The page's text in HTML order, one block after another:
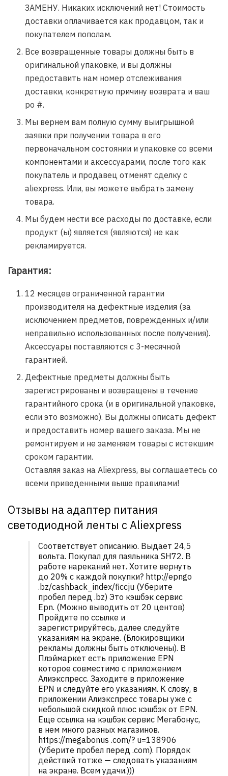
ЗАМЕНУ. Никаких исключений нет! Стоимость
доставки оплачивается как продавцом, так и
покупателем пополам.
Все возвращенные товары должны быть в
оригинальной упаковке, и вы должны
предоставить нам номер отслеживания
доставки, конкретную причину возврата и ваш
po #.
Мы вернем вам полную сумму выигрышной
заявки при получении товара в его
первоначальном состоянии и упаковке со всеми
компонентами и аксессуарами, после того как
покупатель и продавец отменят сделку с
aliexpress. Или, вы можете выбрать замену
товара.
Мы будем нести все расходы по доставке, если
продукт (ы) является (являются) не как
рекламируется.
Гарантия:
12 месяцев ограниченной гарантии
производителя на дефектные изделия (за
исключением предметов, поврежденных и/или
неправильно использованных после получения).
Аксессуары поставляются с 3-месячной
гарантией.
Дефектные предметы должны быть
зарегистрированы и возвращены в течение
гарантийного срока (и в оригинальной упаковке,
если это возможно). Вы должны описать дефект
и предоставить номер вашего заказа. Мы не
ремонтируем и не заменяем товары с истекшим
сроком гарантии.
Оставляя заказ на Aliexpress, вы соглашаетесь со
всеми приведенными выше правилами!
Отзывы на адаптер питания
светодиодной ленты с Aliexpress
Соответствует описанию. Выдает 24,5
вольта. Покупал для паяльника SH72. В
работе нареканий нет. Хотите вернуть
до 20% с каждой покупки? http://epngo
.bz/cashback_index/ficcju (Уберите
пробел перед .bz) Это кэшбэк сервис
Ерn. (Можно выводить от 20 центов)
Пройдите по ссылке и
зарегистрируйтесь, далее следуйте
указаниям на экране. (Блокировщики
рекламы должны быть отключены). В
Плэймаркет есть приложение EPN
которое совместимо с приложением
Алиэкспресс. Заходите в приложение
EPN и следуйте его указаниям. К слову, в
приложении Алиэкспресс товары уже с
небольшой скидкой плюс кэшбэк от EPN.
Еще ссылка на кэшбэк сервис Мегабонус,
в нем много разных магазинов.
https://megabonus .com/? u=138906
(Уберите пробел перед .соm). Порядок
действий тотже — следовать указаниям
на экране. Всем удачи.)))